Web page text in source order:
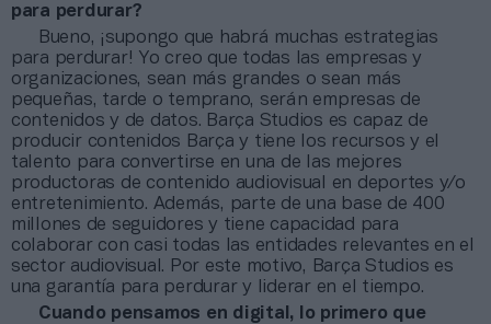
para perdurar?
Bueno, ¡supongo que habrá muchas estrategias
para perdurar! Yo creo que todas las empresas y
organizaciones, sean más grandes o sean más
pequeñas, tarde o temprano, serán empresas de
contenidos y de datos. Barça Studios es capaz de
producir contenidos Barça y tiene los recursos y el
talento para convertirse en una de las mejores
productoras de contenido audiovisual en deportes y/o
entretenimiento. Además, parte de una base de 400
millones de seguidores y tiene capacidad para
colaborar con casi todas las entidades relevantes en el
sector audiovisual. Por este motivo, Barça Studios es
una garantía para perdurar y liderar en el tiempo.
Cuando pensamos en digital, lo primero que